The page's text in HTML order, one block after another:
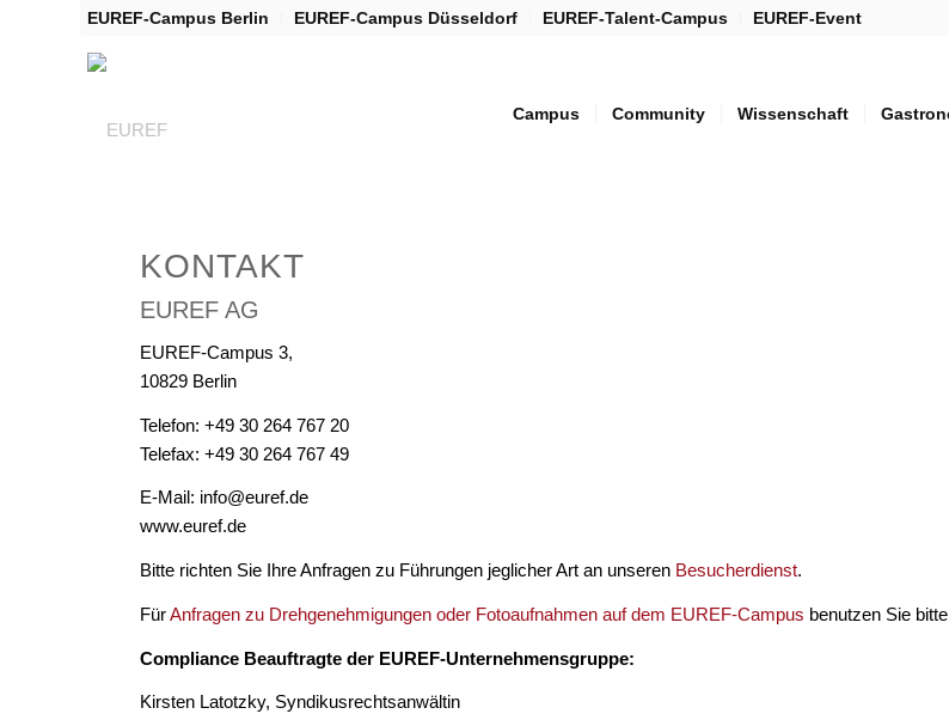
EUREF-Campus Berlin EUREF-Campus Düsseldorf EUREF-Talent-Campus EUREF-Event
Campus Community Wissenschaft
KONTAKT
EUREF AG
EUREF-Campus 3,
10829 Berlin
Telefon: +49 30 264 767 20
Telefax: +49 30 264 767 49
E-Mail: info@euref.de
www.euref.de
Bitte richten Sie Ihre Anfragen zu Führungen jeglicher Art an unseren Besucherdienst.
FürAnfragen zu Drehgenehmigungen oder Fotoaufnahmen auf dem EUREF-Campus benutzen Sie
Compliance Beauftragte der EUREF-Unternehmensgruppe:
Kirsten Latotzky, Syndikusrechtsanwältin